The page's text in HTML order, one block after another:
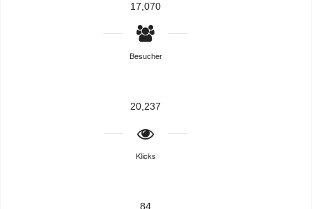
17,070
Besucher
20,237
Klicks
84